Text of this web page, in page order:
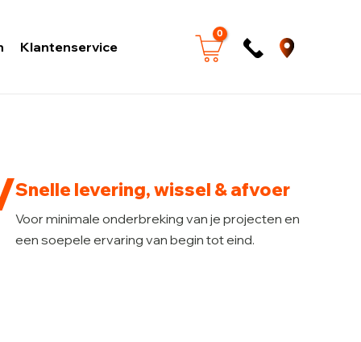
Klantenservice
Snelle levering, wissel & afvoer
Voor minimale onderbreking van je projecten en
een soepele ervaring van begin tot eind.